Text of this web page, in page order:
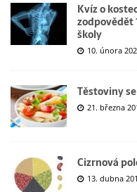
Kvíz o
zodpovědět
školy
10. února
Těstoviny
21. března
Cizrnová
13. dubna